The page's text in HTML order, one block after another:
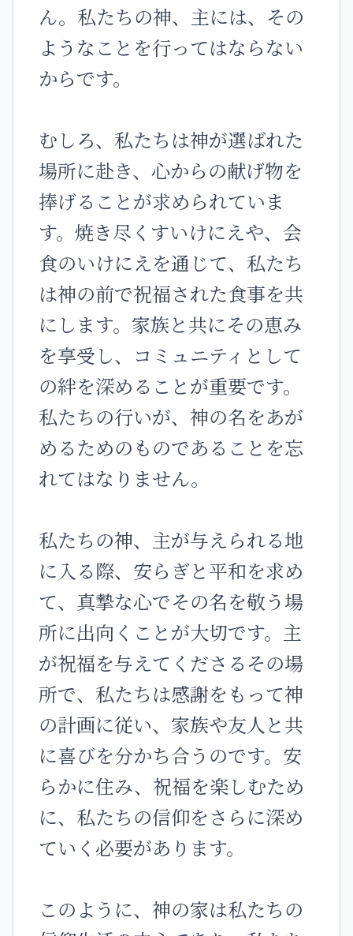
ん。私たちの神、主には、その
ようなことを行ってはならない
からです。
むしろ、私たちは神が選ばれた
場所に赴き、心からの献げ物を
捧げることが求められていま
す。焼き尽くすいけにえや、会
食のいけにえを通じて、私たち
は神の前で祝福された食事を共
にします。家族と共にその恵み
を享受し、コミュニティとして
の絆を深めることが重要です。
私たちの行いが、神の名をあが
めるためのものであることを忘
れてはなりません。
私たちの神、主が与えられる地
に入る際、安らぎと平和を求め
て、真摯な心でその名を敬う場
所に出向くことが大切です。主
が祝福を与えてくださるその場
所で、私たちは感謝をもって神
の計画に従い、家族や友人と共
に喜びを分かち合うのです。安
らかに住み、祝福を楽しむため
に、私たちの信仰をさらに深め
ていく必要があります。
このように、神の家は私たちの